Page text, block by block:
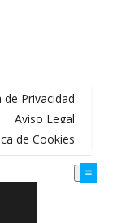
de Privacidad
Aviso Legal
de Cookies